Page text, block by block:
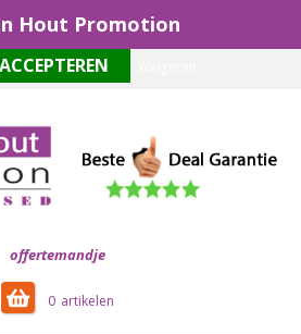
Hout Promotion
offertemandje
0
laten functioneren maken wij gebruik van